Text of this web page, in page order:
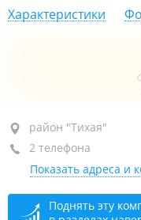
Характеристики
район "Тихая", ул.
+7 902 555-35-58
+7 (423) 255-62-20
открыто, закроется
район "Тихая"
2 телефона
Показать адреса и
Поднять эту